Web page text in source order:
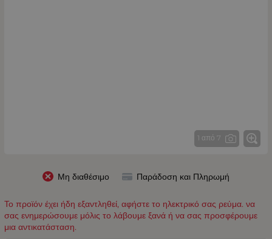
1 από 7
Μη διαθέσιμο Παράδοση και Πληρωμή
Το προϊόν έχει ήδη εξαντληθεί, αφήστε το ηλεκτρικό σας ρεύμα. να
σας ενημερώσουμε μόλις το λάβουμε ξανά ή να σας προσφέρουμε
μια αντικατάσταση.